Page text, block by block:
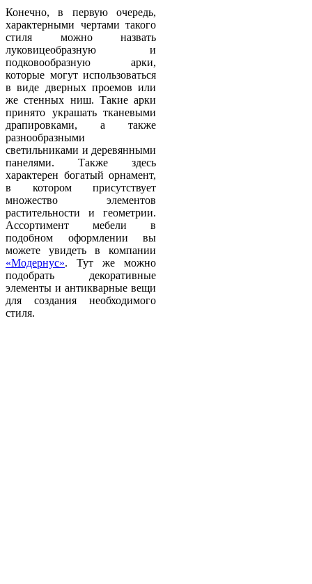
Конечно, в первую очередь,
характерными чертами такого
стиля можно назвать
луковицеобразную и
подковообразную арки,
которые могут использоваться
в виде дверных проемов или
же стенных ниш. Такие арки
принято украшать тканевыми
драпировками, а также
разнообразными
светильниками и деревянными
панелями. Также здесь
характерен богатый орнамент,
в котором присутствует
множество элементов
растительности и геометрии.
Ассортимент мебели в
подобном оформлении вы
можете увидеть в компании
«Модернус». Тут же можно
подобрать декоративные
элементы и антикварные вещи
для создания необходимого
стиля.